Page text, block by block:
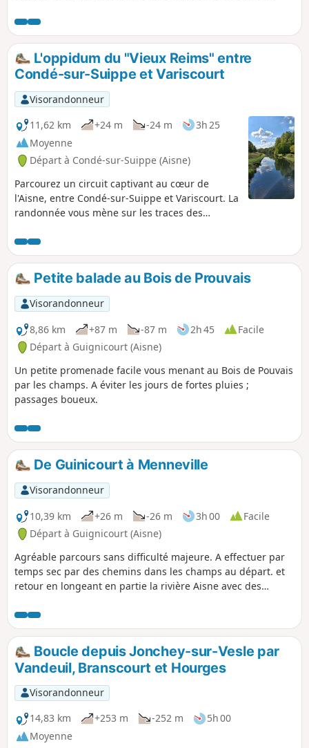
L'oppidum du "Vieux Reims" entre
Condé-sur-Suippe et Variscourt
Visorandonneur
11,62 km
+24 m -24 m
3h 25
Moyenne
Départ à Condé-sur-Suippe (Aisne)
Parcourez un circuit captivant au cœur de
l'Aisne, entre Condé-sur-Suippe et Variscourt. La
randonnée vous mène sur les traces des
"Vieux Reims". C'est ici, sur ce vaste territoire,
que se dressait autrefois une puissante place
forte des Rèmes (qui léguèrent leur nom à
Reims). Les chemins ruraux que vous
empruntez sont une invitation à remonter le
temps, pour imaginer la vie de nos ancêtres sur
ces terres.
Petite balade au Bois de Prouvais
Visorandonneur
8,86 km
+87 m -87 m 2h 45
Facile
Départ à Guignicourt (Aisne)
Un petite promenade facile vous menant au Bois de Pouvais
par les champs. A éviter les jours de fortes pluies ;
passages boueux.
De Guinicourt à Menneville
Visorandonneur
10,39 km
+26 m -26 m 3h 00
Facile
Départ à Guignicourt (Aisne)
Agréable parcours sans difficulté majeure. A effectuer par
temps sec par des chemins dans les champs au départ. et
retour en longeant en partie la rivière Aisne avec des
Boucle depuis Jonchey-sur-Vesle par
Vandeuil, Branscourt et Hourges
Visorandonneur
14,83 km
+253 m -252 m
5h 00
Moyenne